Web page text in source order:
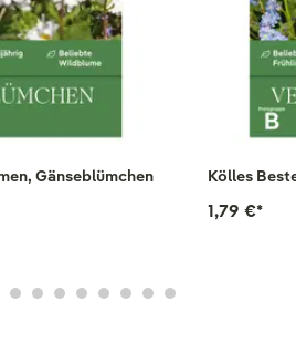
Gänseblümchen Kölles
1,79 €*